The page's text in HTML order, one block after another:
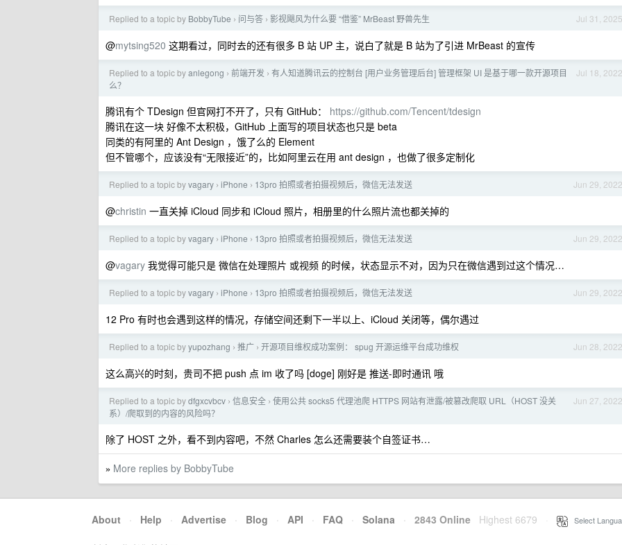
Jul 31, 2025
Replied to a topic by BobbyTube › 问与答 › 影视飓风为什么要 “借鉴” MrBeast 野兽先生
@mytsing520 这期看过，同时去的还有很多 B 站 UP 主，说白了就是 B 站为了引进 MrBeast 的宣传
Jul 18, 2022
Replied to a topic byanlegong › 前端开发 › 有人知道腾讯云的控制台 [用户业务管理后台] 管理框架 UI 是基于哪一款开源项目
么？
腾讯有个 TDesign 但官网打不开了，只有 GitHub： https://github.com/Tencent/tdesign
腾讯在这一块 好像不太积极，GitHub 上面写的项目状态也只是 beta
同类的有阿里的 Ant Design ，饿了么的 Element
但不管哪个，应该没有“无限接近”的，比如阿里云在用 ant design ，也做了很多定制化
Jun 29, 2022
Replied to a topic byvagary › iPhone › 13pro 拍照或者拍摄视频后，微信无法发送
@christin 一直关掉 iCloud 同步和 iCloud 照片，相册里的什么照片流也都关掉的
Jun 29, 2022
Replied to a topic byvagary › iPhone › 13pro 拍照或者拍摄视频后，微信无法发送
@vagary 我觉得可能只是 微信在处理照片 或视频 的时候，状态显示不对，因为只在微信遇到过这个情况…
Jun 29, 2022
Replied to a topic byvagary › iPhone › 13pro 拍照或者拍摄视频后，微信无法发送
12 Pro 有时也会遇到这样的情况，存储空间还剩下一半以上、iCloud 关闭等，偶尔遇过
Jun 28, 2022
Replied to a topic byyupozhang › 推广 › 开源项目维权成功案例： spug 开源运维平台成功维权
这么高兴的时刻，贵司不把 push 点 im 收了吗 [doge] 刚好是 推送-即时通讯 哦
Jun 27, 2022
Replied to a topic bydfgxcvbcv › 信息安全 › 使用公共 socks5 代理池爬 HTTPS 网站有泄露/被篡改爬取 URL（HOST 没关
系）/爬取到的内容的风险吗？
除了 HOST 之外，看不到内容吧，不然 Charles 怎么还需要装个自签证书…
» More replies by BobbyTube
About · Help · Advertise · Blog · API · FAQ · Solana · 2843 Online Highest 6679 Select